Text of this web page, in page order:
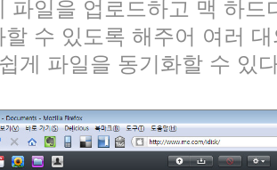
파일을 업로드하고 맥 하드
할 수 있도록 해주어 여러
게 파일을 동기화할 수 있